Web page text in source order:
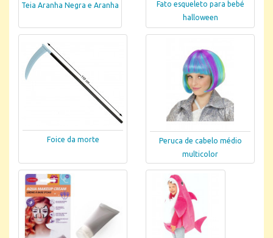
Teia Aranha Negra e Aranha
Fato esqueleto para bebé
halloween
Foice da morte
Peruca de cabelo médio
multicolor